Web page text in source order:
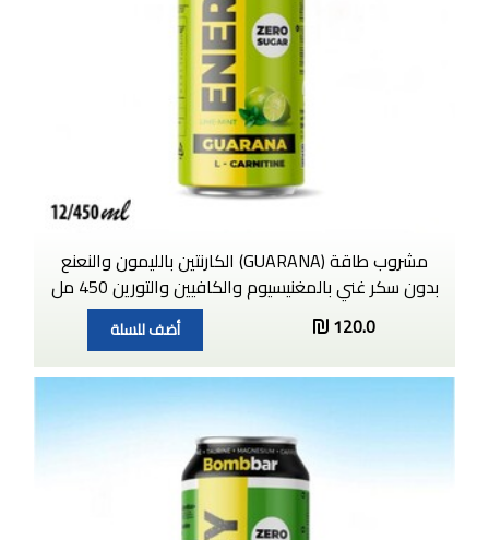
مشروب طاقة (GUARANA) الكارنتين بالليمون والنعنع
بدون سكر غني بالمغنيسيوم والكافيين والتورين 450 مل
120.0
أضف للسلة